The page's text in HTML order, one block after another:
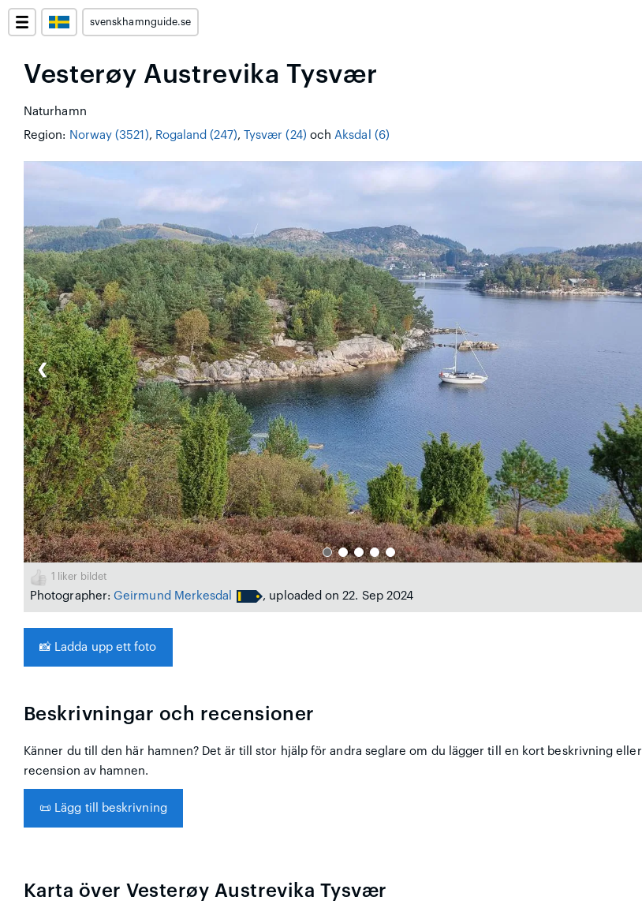
svenskhamnguide.se
Vesterøy Austrevika Tysvær
Naturhamn
Region: Norway (3521), Rogaland (247), Tysvær (24) ochAksdal (6)
❮
1 liker bildet
Photographer:Geirmund Merkesdal , uploaded on 22. Sep 2024
📸 Ladda upp ett foto
Beskrivningar och recensioner
Känner du till den här hamnen? Det är till stor hjälp för andra seglare om du lägger till en kort beskrivning eller
recension av hamnen.
📜 Lägg till beskrivning
Karta över Vesterøy Austrevika Tysvær